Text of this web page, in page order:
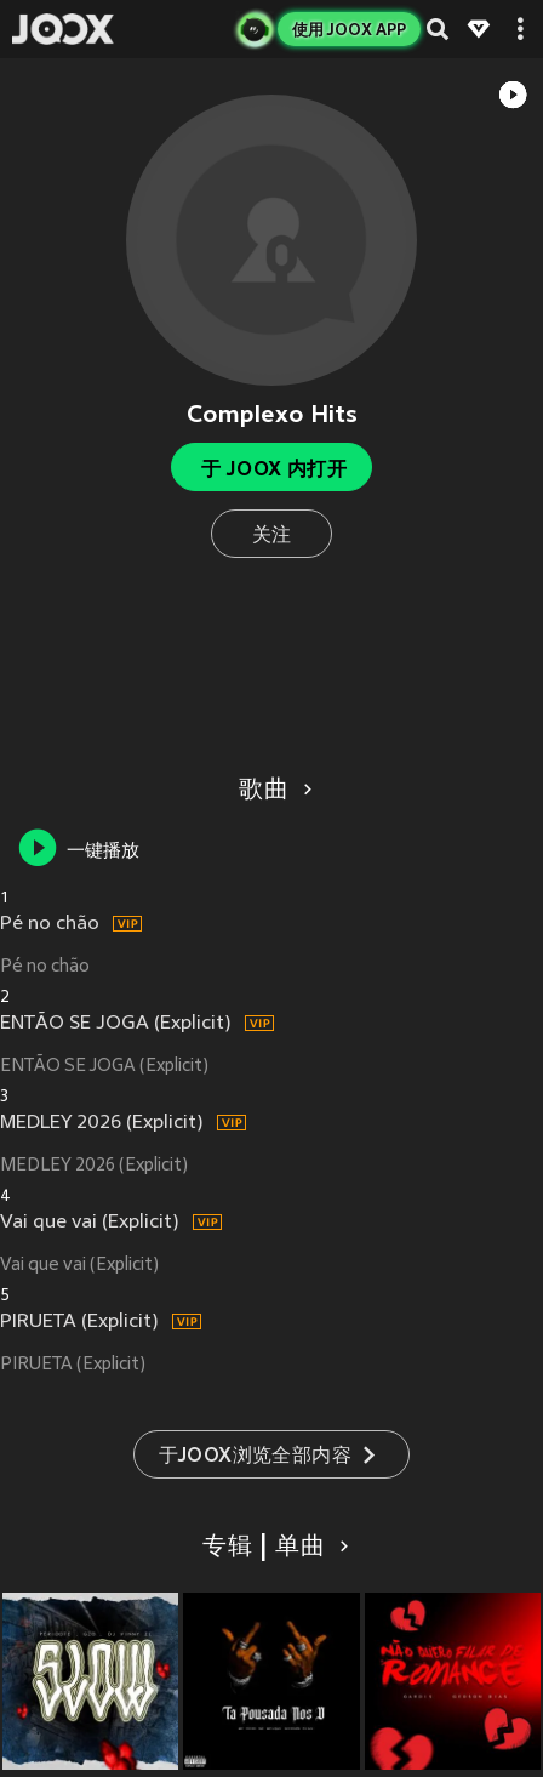
使用 JOOX APP
Complexo Hits
于 JOOX 内打开
关注
歌曲
一键播放
1
Pé no chão
Pé no chão
2
ENTÃO SE JOGA (Explicit)
ENTÃO SE JOGA (Explicit)
3
MEDLEY 2026 (Explicit)
MEDLEY 2026 (Explicit)
4
Vai que vai (Explicit)
Vai que vai (Explicit)
5
PIRUETA (Explicit)
PIRUETA (Explicit)
于JOOX浏览全部内容
专辑 | 单曲